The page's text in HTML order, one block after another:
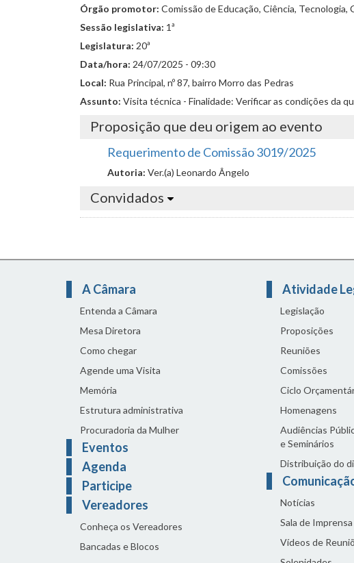
Órgão promotor: Comissão de Educação, Ciência,
Sessão legislativa: 1ª
Legislatura: 20ª
Data/hora: 24/07/2025 - 09:30
Local: Rua Principal, nº 87, bairro Morro das Pedras
Assunto: Visita técnica - Finalidade: Verificar as condições da
Proposição que deu origem ao evento
Requerimento de Comissão 3019/2025
Autoria: Ver.(a) Leonardo Ângelo
Convidados
A Câmara
Entenda a Câmara
Mesa Diretora
Como chegar
Agende uma Visita
Memória
Estrutura administrativa
Procuradoria da Mulher
Eventos
Agenda
Participe
Vereadores
Conheça os Vereadores
Bancadas e Blocos
Atividade
Legislação
Proposições
Reuniões
Comissões
Ciclo
Homenagens
Audiências
e Seminários
Distribuição do
Notícias
Sala de Imprensa
Vídeos de